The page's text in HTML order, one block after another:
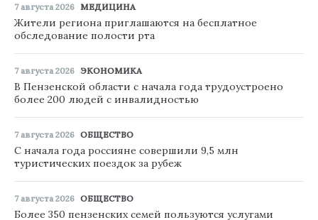
7 августа 2026 МЕДИЦИНА
Жители региона приглашаются на бесплатное
обследование полости рта
7 августа 2026 ЭКОНОМИКА
В Пензенской области с начала года трудоустроено
более 200 людей с инвалидностью
7 августа 2026 ОБЩЕСТВО
С начала года россияне совершили 9,5 млн
туристических поездок за рубеж
7 августа 2026 ОБЩЕСТВО
Более 350 пензенских семей пользуются услугами